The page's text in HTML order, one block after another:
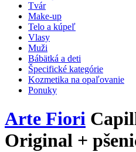
Tvár
Make-up
Telo a kúpeľ
Vlasy
Muži
Bábätká a deti
Špecifické kategórie
Kozmetika na opaľovanie
Ponuky
Arte Fiori
Original +